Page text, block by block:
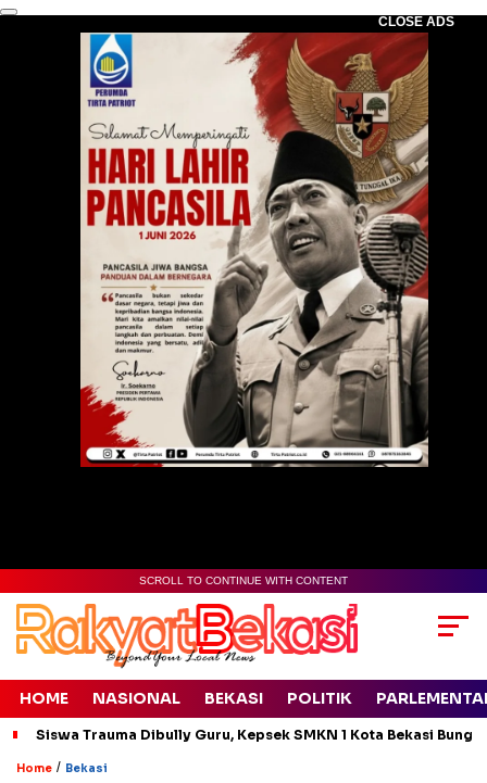
CLOSE ADS
SCROLL TO CONTINUE WITH CONTENT
HOME NASIONAL BEKASI POLITIK
Siswa Trauma Dibully Guru, Kepsek SMKN 1 Kota Bekasi
Home / Bekasi